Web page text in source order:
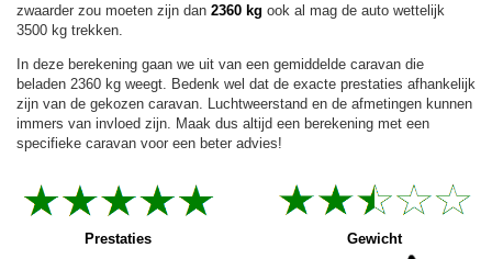
zwaarder zou moeten zijn dan 2360 kg ook al mag de auto wettelijk
3500 kg trekken.
In deze berekening gaan we uit van een gemiddelde caravan die
beladen 2360 kg weegt. Bedenk wel dat de exacte prestaties afhankelijk
zijn van de gekozen caravan. Luchtweerstand en de afmetingen kunnen
immers van invloed zijn. Maak dus altijd een berekening met een
specifieke caravan voor een beter advies!
Prestaties Gewicht